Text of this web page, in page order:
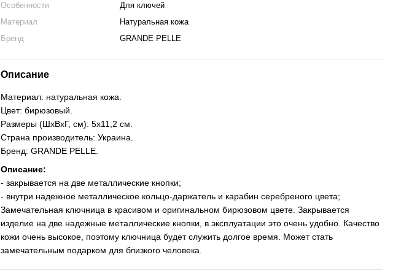
Особенности
Для ключей
Материал
Натуральная кожа
Бренд
GRANDE PELLE
Описание
Материал: натуральная кожа.
Цвет: бирюзовый.
Размеры (ШхВхГ, см): 5х11,2 см.
Страна производитель: Украина.
Бренд: GRANDE PELLE.
Описание:
- закрывается на две металлические кнопки;
- внутри надежное металлическое кольцо-даржатель и карабин серебреного цвета;
Замечательная ключница в красивом и оригинальном бирюзовом цвете. Закрывается
изделие на две надежные металлические кнопки, в эксплуатации это очень удобно. Качество
кожи очень высокое, поэтому ключница будет служить долгое время. Может стать
замечательным подарком для близкого человека.